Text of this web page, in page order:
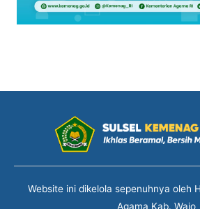
Website ini dikelola sepenuhnya oleh
Agama Kab. Wajo